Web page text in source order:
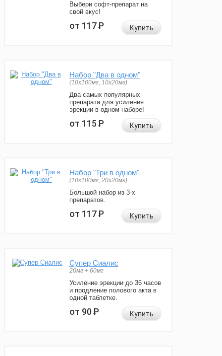
Выбери софт-препарат на
свой вкус!
от 117Р Купить
Набор "Два в одном"
(10x100мг, 10x20мг)
Два самых популярных
препарата для усиления
эрекции в одном наборе!
от 115Р Купить
Набор "Три в одном"
(10x100мг, 20x20мг)
Большой набор из 3-х
препаратов.
от 117Р Купить
Супер Сиалис
20мг + 60мг
Усиление эрекции до 36 часов
и продление полового акта в
одной таблетке.
от 90Р Купить